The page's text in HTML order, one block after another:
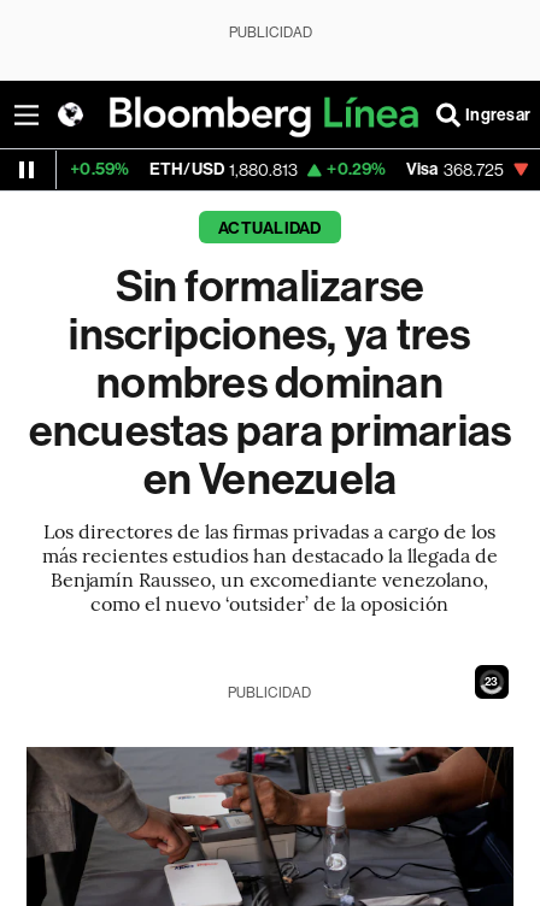
PUBLICIDAD
Ingresar
ETH/USD 1,880.813 +0.29% Visa 368.725 -0.23%
ACTUALIDAD
Sin formalizarse
inscripciones, ya tres
nombres dominan
encuestas para primarias
en Venezuela
Los directores de las firmas privadas a cargo de los
más recientes estudios han destacado la llegada de
Benjamín Rausseo, un excomediante venezolano,
como el nuevo ‘outsider’ de la oposición
21
PUBLICIDAD